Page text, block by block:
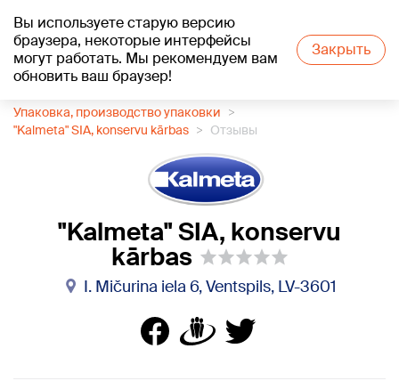
Вы используете старую версию
браузера, некоторые интерфейсы
могут работать. Мы рекомендуем вам
обновить ваш браузер!
Закрыть
+20°C
Упаковка, производство упаковки
"Kalmeta" SIA, konservu kārbas
Отзывы
"Kalmeta" SIA, konservu
kārbas
I. Mičurina iela 6, Ventspils, LV-3601